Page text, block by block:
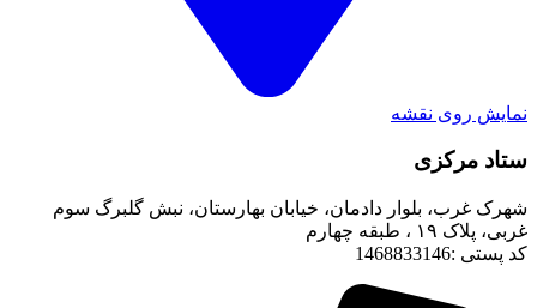
نمایش روی نقشه
ستاد مرکزی
شهرک غرب، بلوار دادمان، خیابان بهارستان، نبش گلبرگ سوم
غربی، پلاک ۱۹ ، طبقه چهارم
کد پستی :1468833146